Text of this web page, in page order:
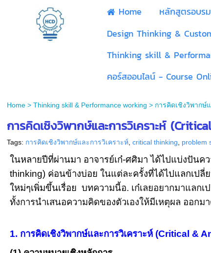
Home หลักสูตรอบร
Design Thinking &
Thinking skill &
คอร์สออนไลน์ - Course
Home> Thinking skill & Performance working > การคิดเชิงวิพากษ์
การคิดเชิงวิพากษ์และการวิเคราะห์
Tags: การคิดเชิงวิพากษ์และการวิเคราะห์ critical thinking problem
ในหลายปีที่ผ่านมา อาจารย์เก๋-ศศิมา ได้ไปแบ่งปันค
thinking) ค่อนข้างบ่อย ในแต่ละครั้งที่ได้ไปแลกเป
ใหม่ๆเพิ่มขึ้นเรื่อย บทความนี้อ. เก๋เลยอยากมาแลก
ทั้งการนำเสนอความคิดของตัวเองให้มีเหตุผล ออกม
1. การคิดเชิงวิพากษ์และการวิเคราะห์ (Critical &